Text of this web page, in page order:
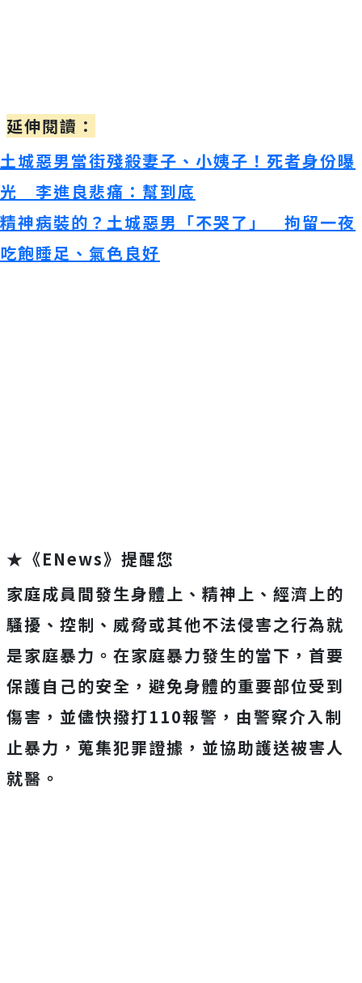
延伸閱讀：
土城惡男當街殘殺妻子、小姨子！死者身份曝
光 李進良悲痛：幫到底
精神病裝的？土城惡男「不哭了」 拘留一夜
吃飽睡足、氣色良好
★《ENews》提醒您
家庭成員間發生身體上、精神上、經濟上的
騷擾、控制、威脅或其他不法侵害之行為就
是家庭暴力。在家庭暴力發生的當下，首要
保護自己的安全，避免身體的重要部位受到
傷害，並儘快撥打110報警，由警察介入制
止暴力，蒐集犯罪證據，並協助護送被害人
就醫。